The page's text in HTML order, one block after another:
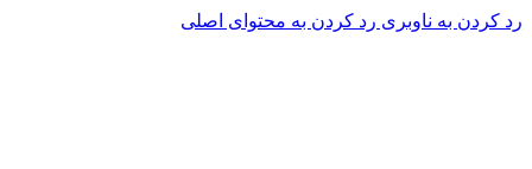
رد کردن به ناوبری رد کردن به محتوای اصلی